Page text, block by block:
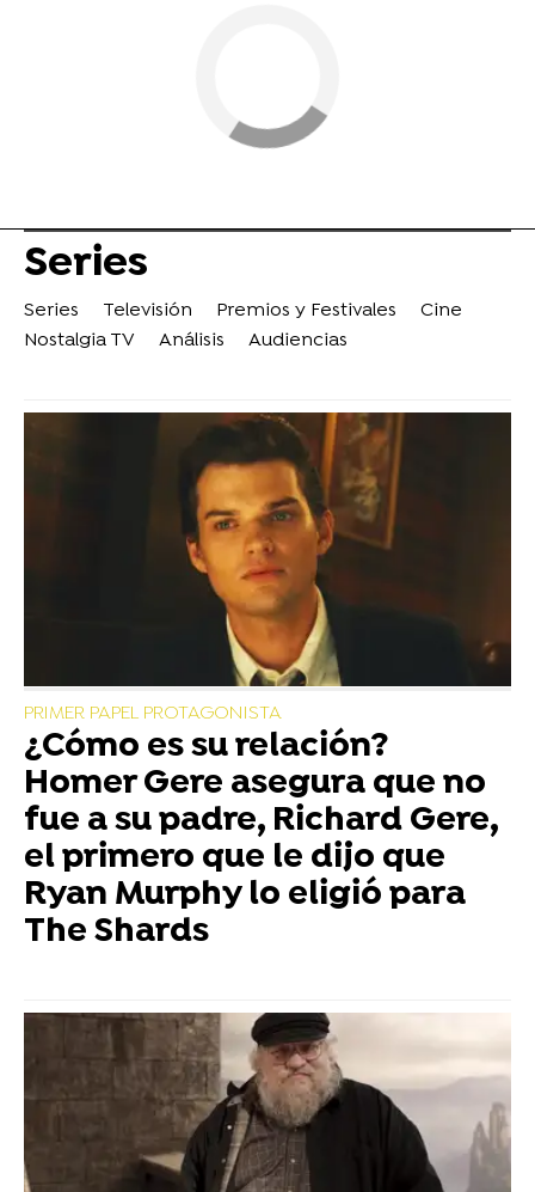
Series
Series Televisión Premios y Festivales
Cine
Nostalgia TV
Análisis Audiencias
PRIMER PAPEL PROTAGONISTA
¿Cómo es su relación?
Homer Gere asegura que no
fue a su padre, Richard Gere,
el primero que le dijo que
Ryan Murphy lo eligió para
The Shards